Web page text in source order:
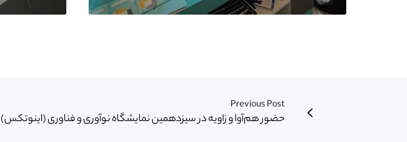
Previous Post
حضور هم‌آوا و زاویه در سیزدهمین نمایشگاه نوآوری و فناوری (اینوتکس)